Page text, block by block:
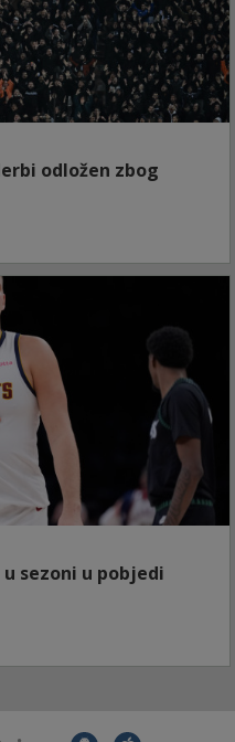
odložen zbog
sezoni u pobjedi